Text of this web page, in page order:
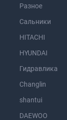
Разное
Сальники
HITACHI
HYUNDAI
Гидравлика
Changlin
shantui
DAEWOO